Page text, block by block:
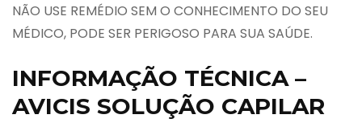
NÃO USE REMÉDIO SEM O CONHECIMENTO DO SEU
MÉDICO, PODE SER PERIGOSO PARA SUA SAÚDE.
INFORMAÇÃO TÉCNICA –
AVICIS SOLUÇÃO CAPILAR